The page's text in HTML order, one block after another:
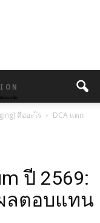
คืออะไร
DCA แตก
ปี 2569:
ลตอบแทน